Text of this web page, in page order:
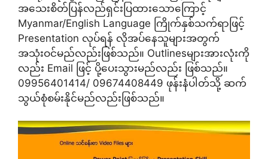
အသေးစိတ်ပြန်လည်ရှင်းပြထားသောကြောင့်
Myanmar/English Language ကြိုက်နှစ်သက်ရာဖြင့်
Presentation လုပ်ရန် လိုအပ်နေသူများအတွက်
အသုံးဝင်မည်လည်းဖြစ်သည်။ Outlinesများအားလုံးကို
လည်း Email ဖြင့် ပို့ပေးသွားမည်လည်း ဖြစ်သည်။
09956401414/ 09674408449 ဖုန်းနံပါတ်သို့ ဆက်
သွယ်စုံစမ်းနိုင်မည်လည်းဖြစ်သည်။